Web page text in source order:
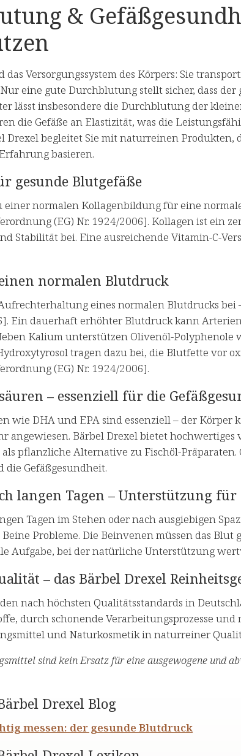
&
das Versorgungssystem des Körpers: Sie
eine gute Durchblutung stellt sicher, dass
lässt insbesondere die Durchblutung der
die Gefäße an Elastizität, was die
Drexel begleitet Sie mit naturreinen
basieren.
gesunde Blutgefäße
einer normalen Kollagenbildung für eine
(EG) Nr. 1924/2006]. Kollagen ist ein
Stabilität bei. Eine ausreichende Vitamin-C-
normalen Blutdruck
eines normalen Blutdrucks bei
Ein dauerhaft erhöhter Blutdruck kann
Kalium unterstützen Olivenöl-Polyphenole
tragen dazu bei, die Blutfette vor
(EG) Nr. 1924/2006].
– essenziell für die
wie DHA und EPA sind essenziell – der
angewiesen. Bärbel Drexel bietet
pflanzliche Alternative zu Fischöl-
Gefäßgesundheit.
langen Tagen – Unterstützung
Tagen im Stehen oder nach ausgiebigen
Probleme. Die Beinvenen müssen das
Aufgabe, bei der natürliche Unterstützung
– das Bärbel Drexel
nach höchsten Qualitätsstandards in
durch schonende Verarbeitungsprozesse
und Naturkosmetik in naturreiner
sind kein Ersatz für eine ausgewogene und
Drexel Blog
messen: der gesunde Blutdruck